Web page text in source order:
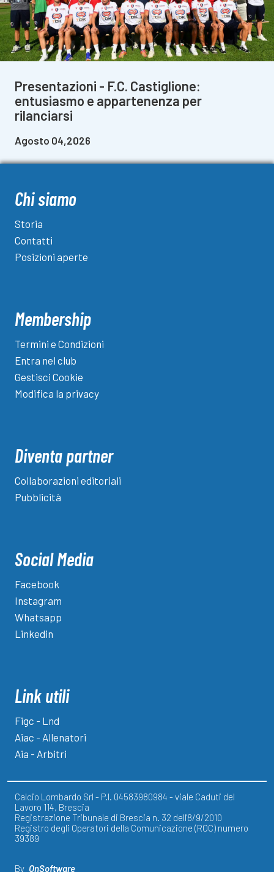
Presentazioni - F.C. Castiglione:
entusiasmo e appartenenza per
rilanciarsi
Agosto 04,2026
Chi siamo
Storia
Contatti
Posizioni aperte
Membership
Termini e Condizioni
Entra nel club
Gestisci Cookie
Modifica la privacy
Diventa partner
Collaborazioni editoriali
Pubblicità
Social Media
Facebook
Instagram
Whatsapp
Linkedin
Link utili
Figc - Lnd
Aiac - Allenatori
Aia - Arbitri
Calcio Lombardo Srl - P.I. 04583980984 - viale Caduti del
Lavoro 114, Brescia
Registrazione Tribunale di Brescia n. 32 dell'8/9/2010
Registro degli Operatori della Comunicazione (ROC) numero
39389
By OnSoftware